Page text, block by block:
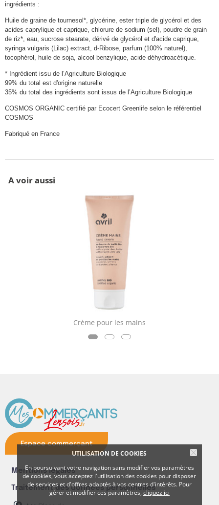
UTILISATION DE COOKIES
En poursuivant votre navigation sans modifier vos paramètres
de cookies, vous acceptez l'utilisation des cookies pour disposer
de services et d'offres adaptés à vos centres d'intérêts. Pour
gérer et modifier ces paramètres,cliquez ici
ingrédients :
Huile de graine de tournesol*, glycérine, ester triple de glycérol et des
acides caprylique et caprique, chlorure de sodium (sel), poudre de grain
de riz*, eau, sucrose stearate, dérivé de glycérol et d'acide caprique,
syringa vulgaris (Lilac) extract, d-Ribose, parfum (100% naturel),
tocophérol, huile de soja, alcool benzylique, acide déhydroacétique.
* Ingrédient issu de l’Agriculture Biologique
99% du total est d'origine naturelle
35% du total des ingrédients sont issus de l’Agriculture Biologique
COSMOS ORGANIC certifié par Ecocert Greenlife selon le référentiel
COSMOS
Fabriqué en France
A voir aussi
Crème pour les mains
Espace commerçant
Mentions légales
Traitement des données personnelles